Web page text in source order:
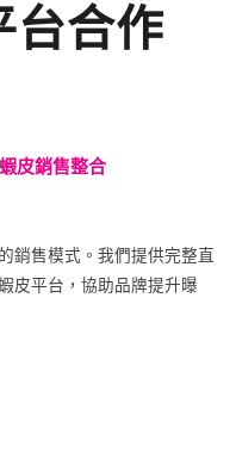
台合作
蝦皮銷售整合
銷售模式。我們提供完整直
皮平台，協助品牌提升曝